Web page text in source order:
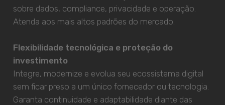
sobre dados, compliance, privacidade e operação.
Atenda aos mais altos padrões do mercado.
Flexibilidade tecnológica e proteção do
investimento
Integre, modernize e evolua seu ecossistema digital
sem ficar preso a um único fornecedor ou tecnologia.
Garanta continuidade e adaptabilidade diante das